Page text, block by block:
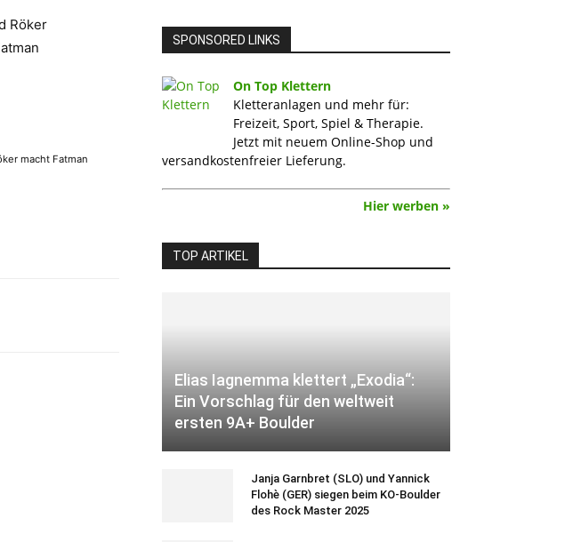
macht Fatman
SPONSORED LINKS
On Top Klettern
Kletteranlagen und mehr für:
Freizeit, Sport, Spiel & Therapie.
Jetzt mit neuem Online-Shop und
versandkostenfreier Lieferung.
Hier werben »
TOP ARTIKEL
Elias Iagnemma klettert „Exodia“:
Ein Vorschlag für den weltweit
ersten 9A+ Boulder
Janja Garnbret (SLO) und Yannick
Flohè (GER) siegen beim KO-Boulder
des Rock Master 2025